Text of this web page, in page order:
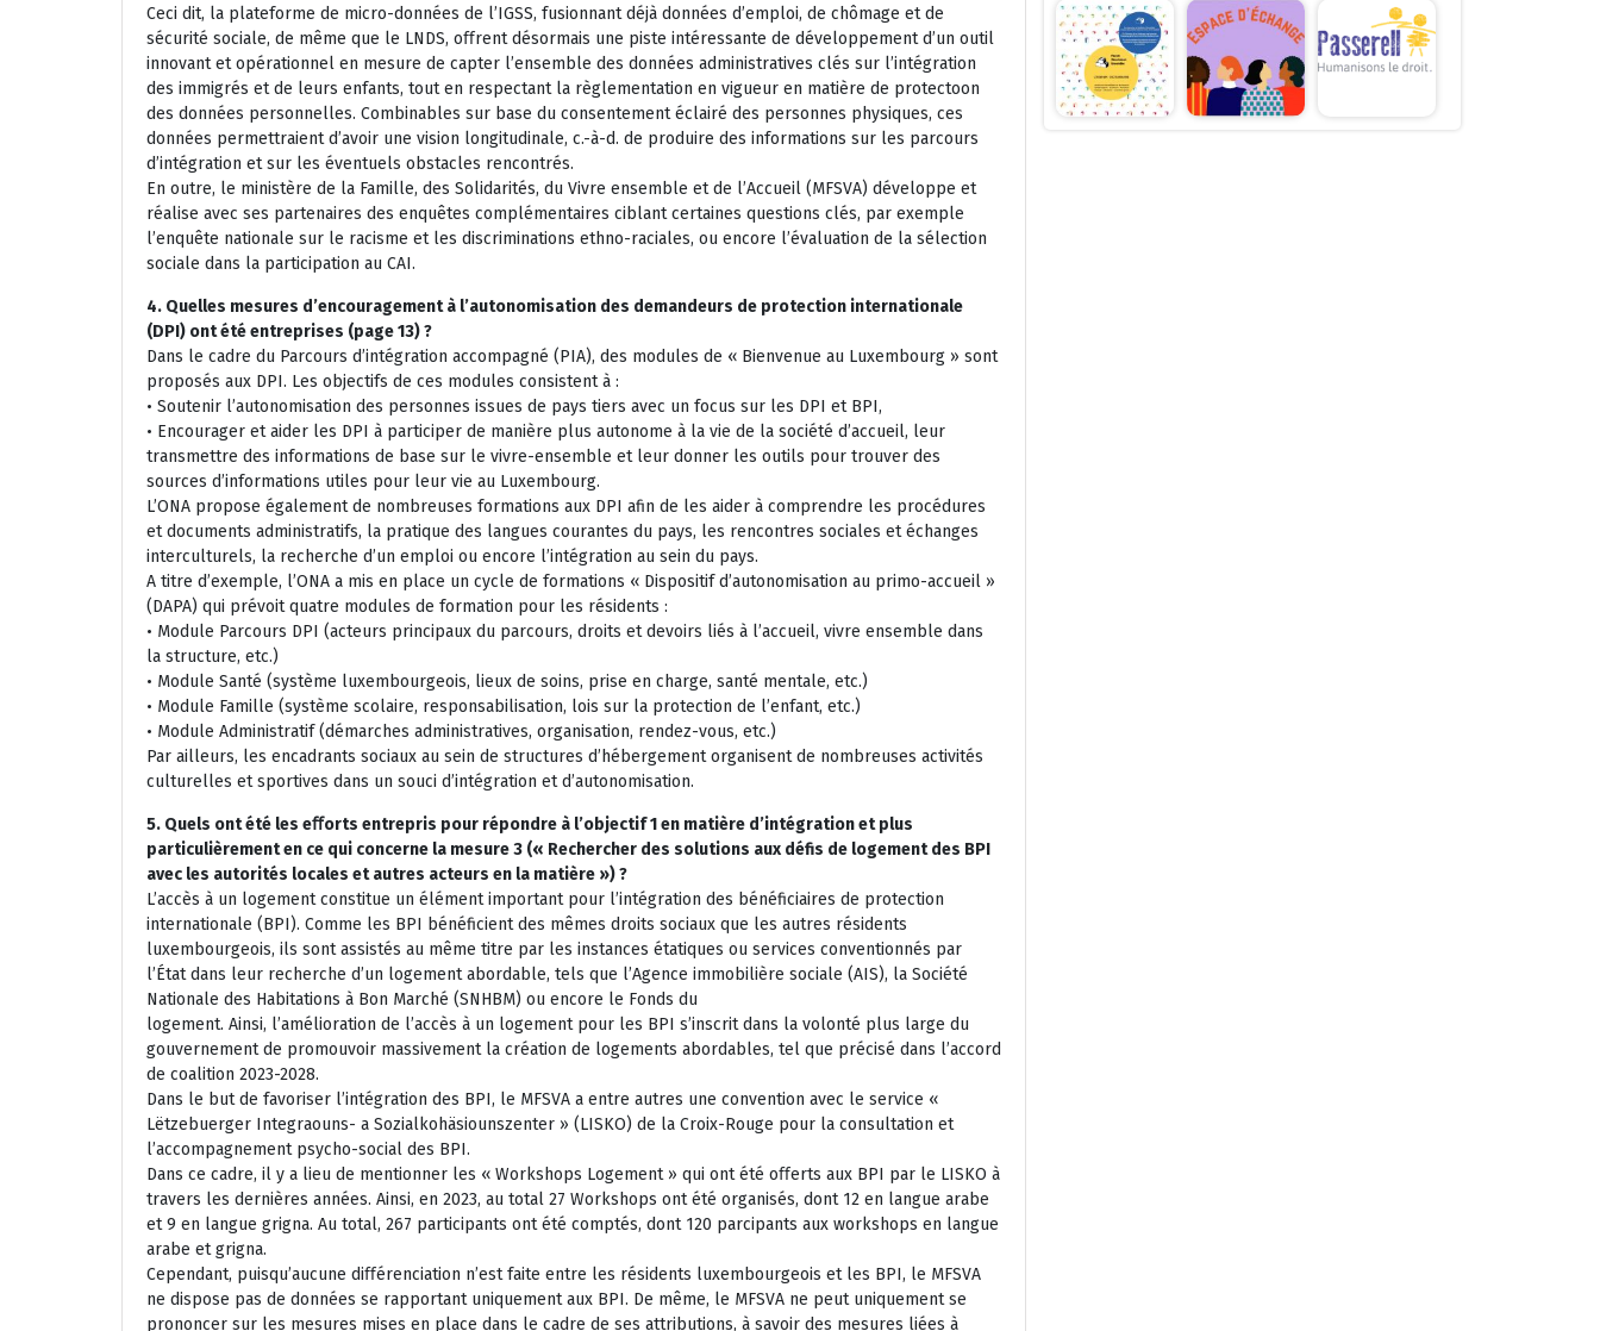
Ceci dit, la plateforme de micro-données de l’IGSS, fusionnant déjà données d’emploi, de chômage et de
sécurité sociale, de même que le LNDS, oﬀrent désormais une piste intéressante de développement d’un outil
innovant et opérationnel en mesure de capter l’ensemble des données administratives clés sur l’intégration
des immigrés et de leurs enfants, tout en respectant la règlementation en vigueur en matière de protectoon
des données personnelles. Combinables sur base du consentement éclairé des personnes physiques, ces
données permettraient d’avoir une vision longitudinale, c.-à-d. de produire des informations sur les parcours
d’intégration et sur les éventuels obstacles rencontrés.
En outre, le ministère de la Famille, des Solidarités, du Vivre ensemble et de l’Accueil (MFSVA) développe et
réalise avec ses partenaires des enquêtes complémentaires ciblant certaines questions clés, par exemple
l’enquête nationale sur le racisme et les discriminations ethno-raciales, ou encore l’évaluation de la sélection
sociale dans la participation au CAI.
4. Quelles mesures d’encouragement à l’autonomisation des demandeurs de protection internationale
(DPI) ont été entreprises (page 13) ?
Dans le cadre du Parcours d’intégration accompagné (PIA), des modules de « Bienvenue au Luxembourg » sont
proposés aux DPI. Les objectifs de ces modules consistent à :
• Soutenir l’autonomisation des personnes issues de pays tiers avec un focus sur les DPI et BPI,
• Encourager et aider les DPI à participer de manière plus autonome à la vie de la société d’accueil, leur
transmettre des informations de base sur le vivre-ensemble et leur donner les outils pour trouver des
sources d’informations utiles pour leur vie au Luxembourg.
L’ONA propose également de nombreuses formations aux DPI afin de les aider à comprendre les procédures
et documents administratifs, la pratique des langues courantes du pays, les rencontres sociales et échanges
interculturels, la recherche d’un emploi ou encore l’intégration au sein du pays.
A titre d’exemple, l’ONA a mis en place un cycle de formations « Dispositif d’autonomisation au primo-accueil »
(DAPA) qui prévoit quatre modules de formation pour les résidents :
• Module Parcours DPI (acteurs principaux du parcours, droits et devoirs liés à l’accueil, vivre ensemble dans
la structure, etc.)
• Module Santé (système luxembourgeois, lieux de soins, prise en charge, santé mentale, etc.)
• Module Famille (système scolaire, responsabilisation, lois sur la protection de l’enfant, etc.)
• Module Administratif (démarches administratives, organisation, rendez-vous, etc.)
Par ailleurs, les encadrants sociaux au sein de structures d’hébergement organisent de nombreuses activités
culturelles et sportives dans un souci d’intégration et d’autonomisation.
5. Quels ont été les eﬀorts entrepris pour répondre à l’objectif 1 en matière d’intégration et plus
particulièrement en ce qui concerne la mesure 3 (« Rechercher des solutions aux défis de logement des BPI
avec les autorités locales et autres acteurs en la matière ») ?
L’accès à un logement constitue un élément important pour l’intégration des bénéficiaires de protection
internationale (BPI). Comme les BPI bénéficient des mêmes droits sociaux que les autres résidents
luxembourgeois, ils sont assistés au même titre par les instances étatiques ou services conventionnés par
l’État dans leur recherche d’un logement abordable, tels que l’Agence immobilière sociale (AIS), la Société
Nationale des Habitations à Bon Marché (SNHBM) ou encore le Fonds du
logement. Ainsi, l’amélioration de l’accès à un logement pour les BPI s’inscrit dans la volonté plus large du
gouvernement de promouvoir massivement la création de logements abordables, tel que précisé dans l’accord
de coalition 2023-2028.
Dans le but de favoriser l’intégration des BPI, le MFSVA a entre autres une convention avec le service «
Lëtzebuerger Integraouns- a Sozialkohäsiounszenter » (LISKO) de la Croix-Rouge pour la consultation et
l’accompagnement psycho-social des BPI.
Dans ce cadre, il y a lieu de mentionner les « Workshops Logement » qui ont été oﬀerts aux BPI par le LISKO à
travers les dernières années. Ainsi, en 2023, au total 27 Workshops ont été organisés, dont 12 en langue arabe
et 9 en langue grigna. Au total, 267 participants ont été comptés, dont 120 parcipants aux workshops en langue
arabe et grigna.
Cependant, puisqu’aucune diﬀérenciation n’est faite entre les résidents luxembourgeois et les BPI, le MFSVA
ne dispose pas de données se rapportant uniquement aux BPI. De même, le MFSVA ne peut uniquement se
prononcer sur les mesures mises en place dans le cadre de ses attributions, à savoir des mesures liées à